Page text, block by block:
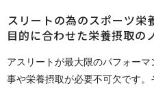
スリートの為のスポーツ栄
目的に合わせた栄養摂取の
アスリートが最大限のパフォー
事や栄養摂取が必要不可欠です